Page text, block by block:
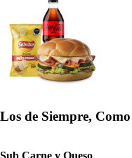
Los de Siempre,
Sub Carne y Queso